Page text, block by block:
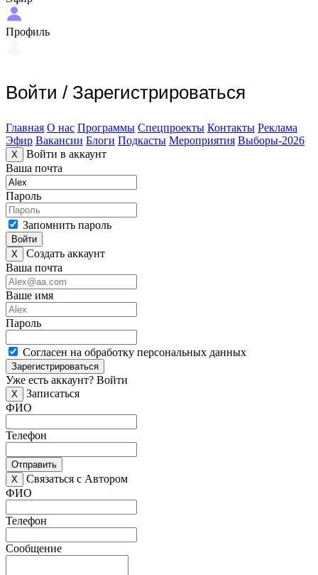
Профиль
Войти / Зарегистрироваться
Главная О нас Программы Спецпроекты Контакты Реклама
Эфир Вакансии Блоги Подкасты Мероприятия Выборы-2026
X
Войти в аккаунт
Ваша почта
Пароль
Запомнить пароль
Войти
X
Создать аккаунт
Ваша почта
Ваше имя
Пароль
Согласен на обработку персональных данных
Зарегистрироваться
Уже есть аккаунт? Войти
X
Записаться
ФИО
Телефон
Отправить
X
Связаться с Автором
ФИО
Телефон
Сообщение